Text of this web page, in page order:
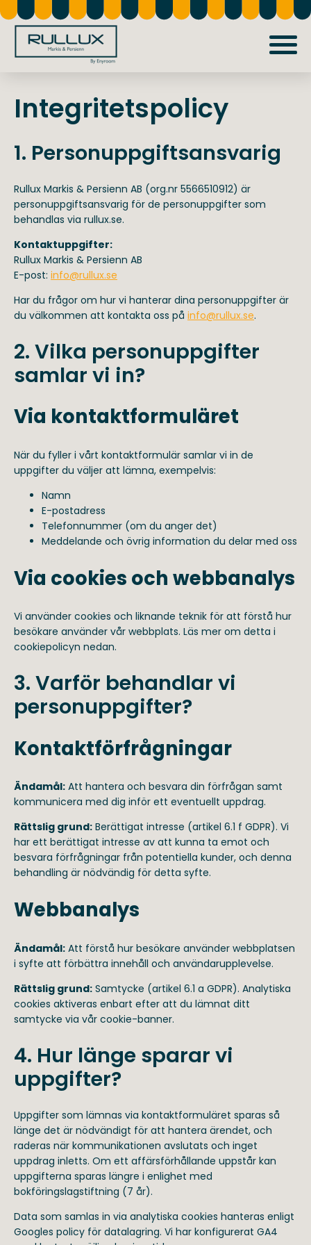
Skip
to
main
content
Integritetspolicy
1. Personuppgiftsansvarig
Rullux Markis & Persienn AB (org.nr 5566510912) är
personuppgiftsansvarig för de personuppgifter som
behandlas via rullux.se.
Kontaktuppgifter:
Rullux Markis & Persienn AB
E-post: info@rullux.se
Har du frågor om hur vi hanterar dina personuppgifter är
du välkommen att kontakta oss på info@rullux.se.
2. Vilka personuppgifter
samlar vi in?
Via kontaktformuläret
När du fyller i vårt kontaktformulär samlar vi in de
uppgifter du väljer att lämna, exempelvis:
Namn
E-postadress
Telefonnummer (om du anger det)
Meddelande och övrig information du delar med oss
Via cookies och webbanalys
Vi använder cookies och liknande teknik för att förstå hur
besökare använder vår webbplats. Läs mer om detta i
cookiepolicyn nedan.
3. Varför behandlar vi
personuppgifter?
Kontaktförfrågningar
Ändamål: Att hantera och besvara din förfrågan samt
kommunicera med dig inför ett eventuellt uppdrag.
Rättslig grund: Berättigat intresse (artikel 6.1 f GDPR). Vi
har ett berättigat intresse av att kunna ta emot och
besvara förfrågningar från potentiella kunder, och denna
behandling är nödvändig för detta syfte.
Webbanalys
Ändamål: Att förstå hur besökare använder webbplatsen
i syfte att förbättra innehåll och användarupplevelse.
Rättslig grund: Samtycke (artikel 6.1 a GDPR). Analytiska
cookies aktiveras enbart efter att du lämnat ditt
samtycke via vår cookie-banner.
4. Hur länge sparar vi
uppgifter?
Uppgifter som lämnas via kontaktformuläret sparas så
länge det är nödvändigt för att hantera ärendet, och
raderas när kommunikationen avslutats och inget
uppdrag inletts. Om ett affärsförhållande uppstår kan
uppgifterna sparas längre i enlighet med
bokföringslagstiftning (7 år).
Data som samlas in via analytiska cookies hanteras enligt
Googles policy för datalagring. Vi har konfigurerat GA4